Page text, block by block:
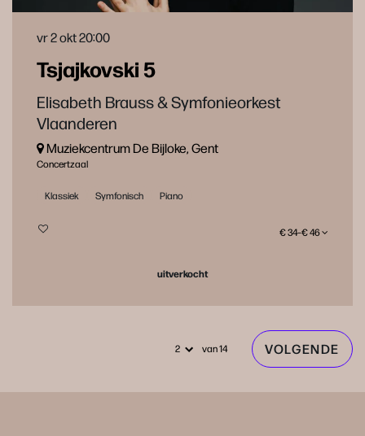
Tsjajkovski 5
Elisabeth Brauss & Symfonieorkest
Vlaanderen
vr 2 okt20:00
Muziekcentrum De Bijloke, Gent
Concertzaal
Klassiek Symfonisch Piano
€ 34–€ 46
uitverkocht
van 14 VOLGENDE